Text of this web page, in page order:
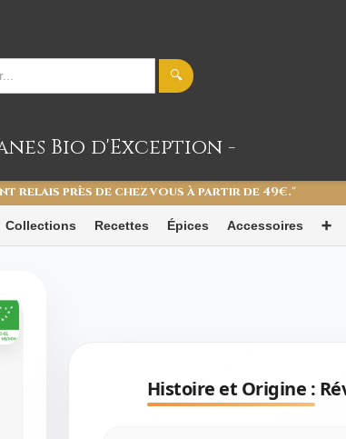
🔍
Bio d'Exception -
relais près de chez vous à partir de 49€."
Collections Recettes Épices Accessoires ➕
Histoire et Origine :